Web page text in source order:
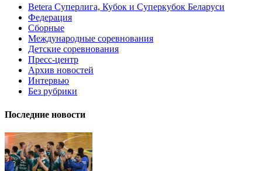
Betera Суперлига, Кубок и Суперкубок Беларуси
Федерация
Сборные
Международные соревнования
Детские соревнования
Пресс-центр
Архив новостей
Интервью
Без рубрики
Последние новости